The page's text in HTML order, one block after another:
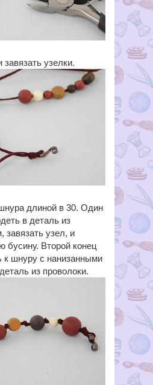
узелки.
длиной в 30. Один
в деталь из
завязать узел, и
бусину. Второй конец
к шнуру с нанизанными
из проволоки.